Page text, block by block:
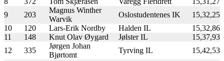
9
203
Magnus Winther
Warvik
Oslostudentenes IK
15,32,25
10
120 Lars-Erik Nordby Halden IL
15,32,86
11
148 Knut Olav Øygard Jølster IL
15,37,93
12
335
Jørgen Johan
Bjørtomt
Tyrving IL
15,42,53